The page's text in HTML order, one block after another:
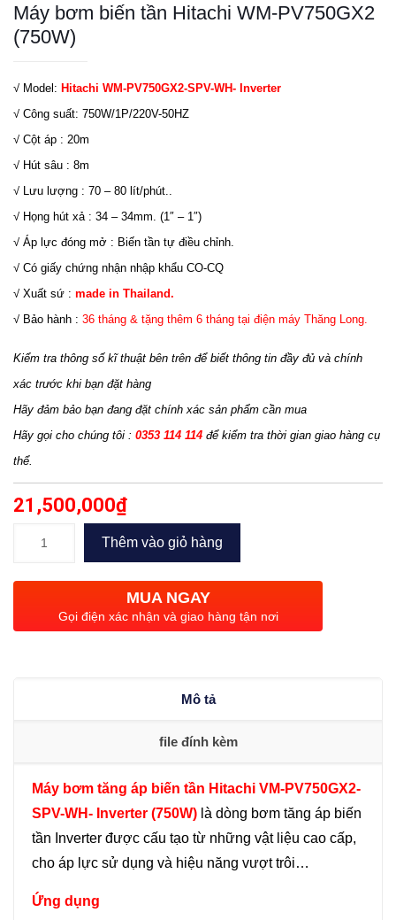
Máy bơm biến tần Hitachi WM-PV750GX2
(750W)
√ Model: Hitachi WM-PV750GX2-SPV-WH- Inverter
√ Công suất: 750W/1P/220V-50HZ
√ Cột áp : 20m
√ Hút sâu : 8m
√ Lưu lượng : 70 – 80 lít/phút..
√ Họng hút xả : 34 – 34mm. (1″ – 1″)
√ Áp lực đóng mở : Biến tần tự điều chỉnh.
√ Có giấy chứng nhận nhập khẩu CO-CQ
√ Xuất sứ : made in Thailand.
√ Bảo hành : 36 tháng & tặng thêm 6 tháng tại điện máy Thăng Long.
Kiểm tra thông số kĩ thuật bên trên để biết thông tin đầy đủ và chính
xác trước khi bạn đặt hàng
Hãy đảm bảo bạn đang đặt chính xác sản phẩm cần mua
Hãy gọi cho chúng tôi : 0353 114 114 để kiểm tra thời gian giao hàng cụ
thể.
21,500,000₫
biến
Hitachi
Thêm vào giỏ hàng
MUA NGAY
Gọi điện xác nhận và giao hàng tận nơi
Mô tả
file đính kèm
Máy bơm tăng áp biến tần Hitachi VM-PV750GX2-
SPV-WH- Inverter (750W) là dòng bơm tăng áp biến
tần Inverter được cấu tạo từ những vật liệu cao cấp,
cho áp lực sử dụng và hiệu năng vượt trôi…
Ứng dụng